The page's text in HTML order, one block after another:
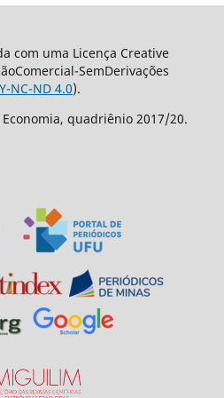
com uma Licença Creative
SemDerivações
NC-ND 4.0).
quadriênio 2017/20.